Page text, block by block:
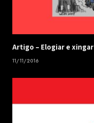
​Artigo – ​Elogiar e xingar
11/11/2016